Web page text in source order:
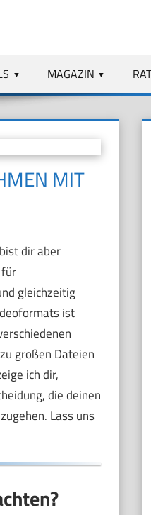
MAGAZIN
MIT
dir aber
gleichzeitig
ist
großen Dateien
ich dir,
die deinen
Lass uns